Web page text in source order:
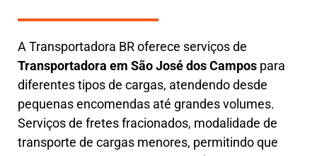
A Transportadora BR oferece serviços de
Transportadora em São José dos Campos para
diferentes tipos de cargas, atendendo desde
pequenas encomendas até grandes volumes.
Serviços de fretes fracionados, modalidade de
transporte de cargas menores, permitindo que